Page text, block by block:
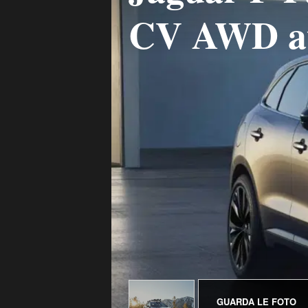
CV AWD
GUARDA LE FOTO